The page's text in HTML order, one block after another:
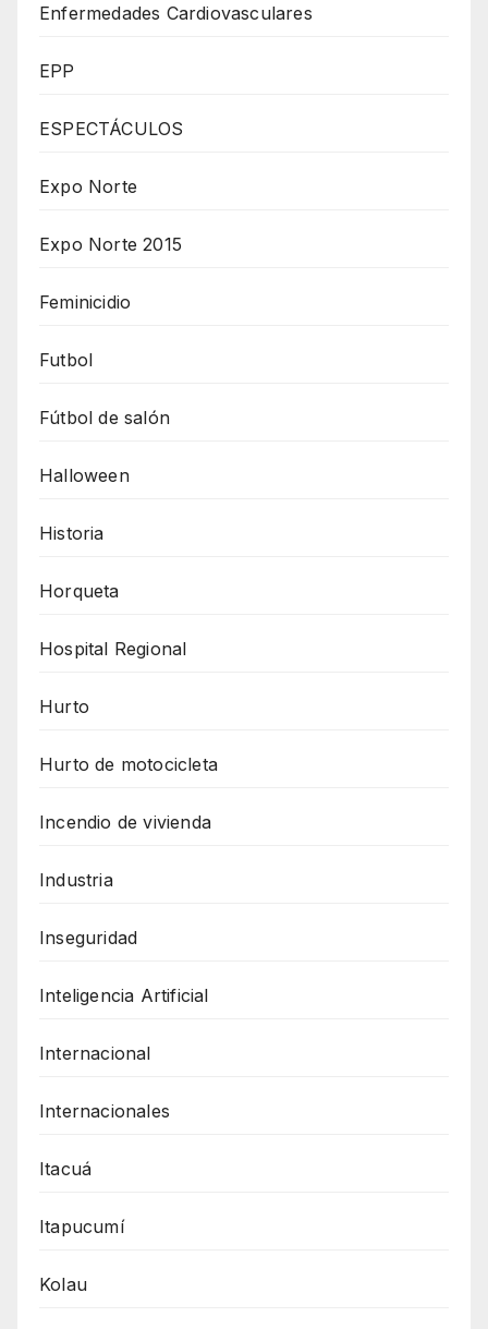
Enfermedades Cardiovasculares
EPP
ESPECTÁCULOS
Expo Norte
Expo Norte 2015
Feminicidio
Futbol
Fútbol de salón
Halloween
Historia
Horqueta
Hospital Regional
Hurto
Hurto de motocicleta
Incendio de vivienda
Industria
Inseguridad
Inteligencia Artificial
Internacional
Internacionales
Itacuá
Itapucumí
Kolau